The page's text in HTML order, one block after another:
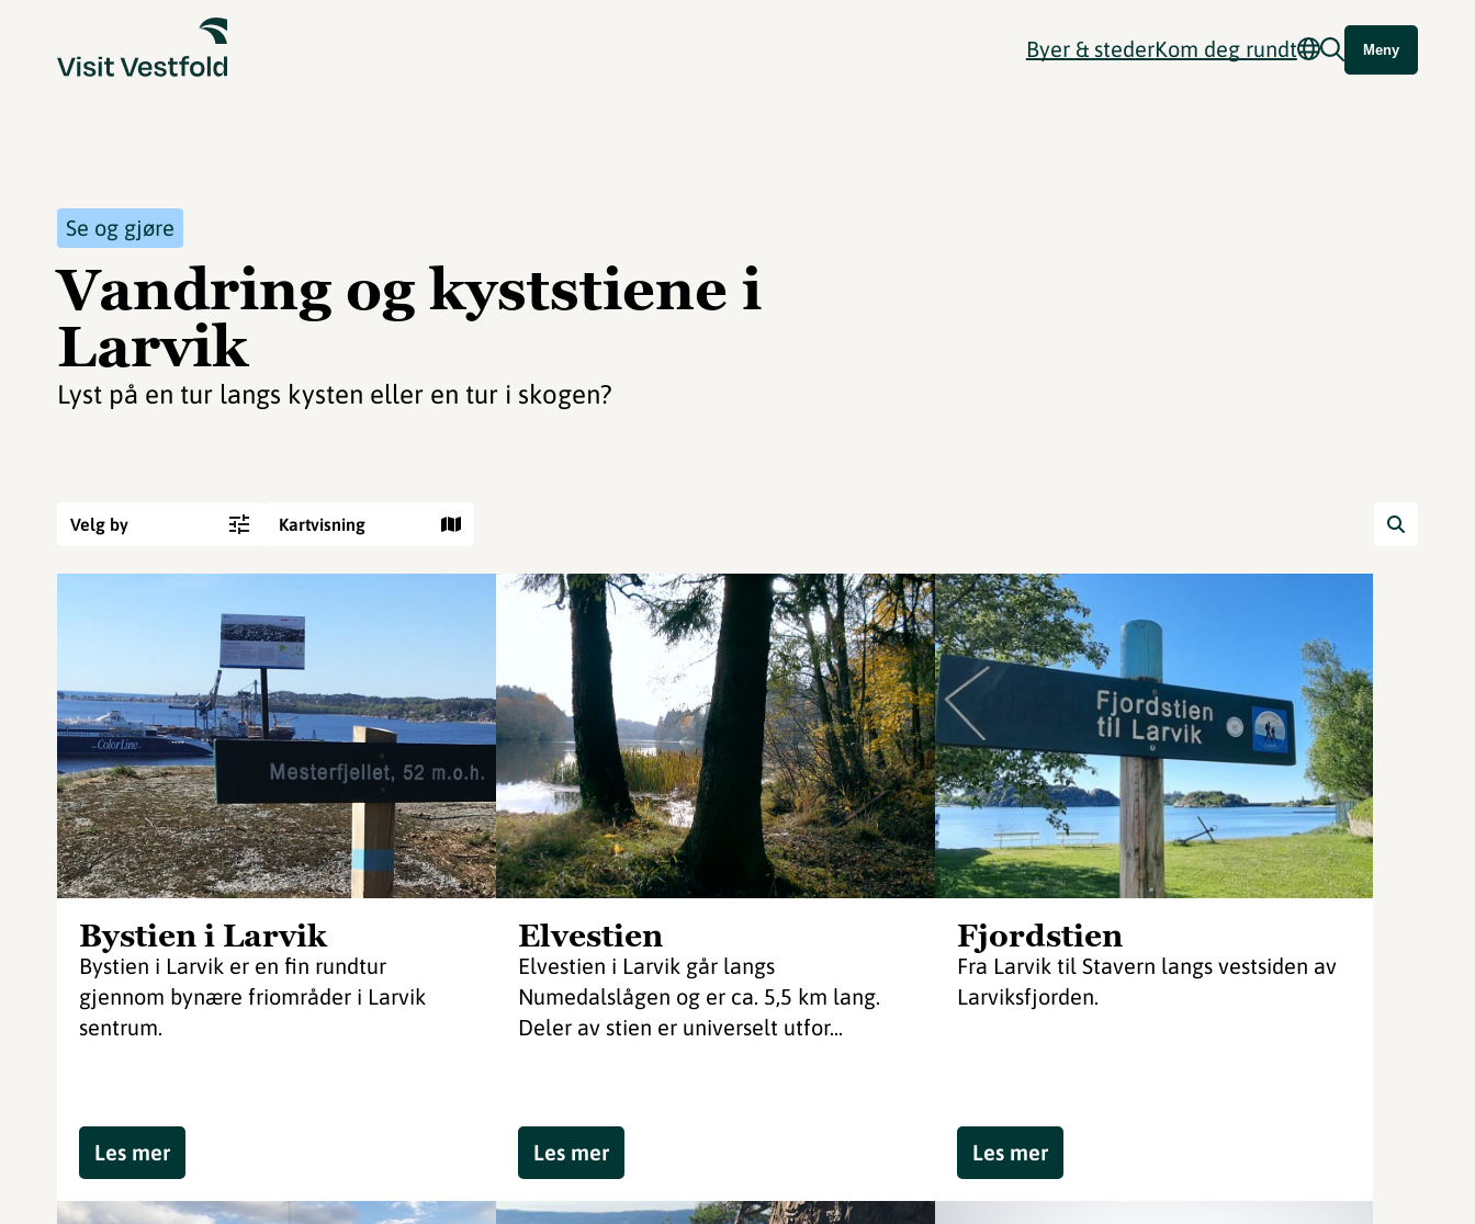
Byer & stederKom deg rundt Meny
Se og gjøre
Vandring og kyststiene i
Larvik
Lyst på en tur langs kysten eller en tur i skogen?
Velg by Kartvisning
Bystien i Larvik
Bystien i Larvik er en fin rundtur
gjennom bynære friområder i Larvik
sentrum.
Les mer
Elvestien
Elvestien i Larvik går langs
Numedalslågen og er ca. 5,5 km lang.
Deler av stien er universelt utfor...
Les mer
Fjordstien
Fra Larvik til Stavern langs vestsiden av
Larviksfjorden.
Les mer